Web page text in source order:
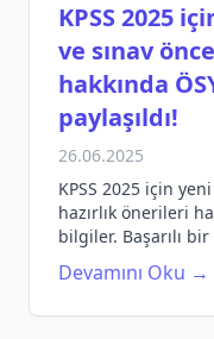
KPSS 2025
ve sınav
hakkında
paylaşıldı!
26.06.2025
KPSS 2025 için
hazırlık önerileri
bilgiler. Başarılı
Devamını Oku →